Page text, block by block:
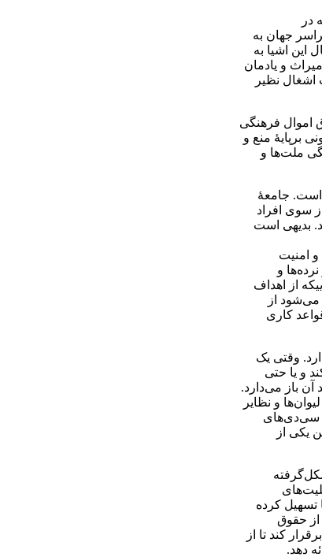
در
جهان به
این اشیا به
و یادمان
نظیر
اموال فرهنگی
برپایۀ منع و
ملت­‌ها و
است. جامعۀ
سوی افراد
بدیهی است
و امنیت
و
از اهداف
می‌شود از
کاری
وقتی یک
و یا حتی
باز می‌دارد.
و نظایر
سی‌دی‌های
یکی از
تسهیل کرده
حقوق
کند تا از
دهد.